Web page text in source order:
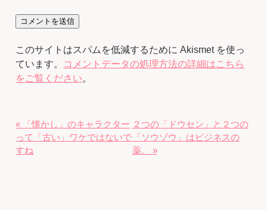
このサイトはスパムを低減するために Akismet を使っ
ています。
コメントデータの処理方法の詳細はこちら
をご覧ください。
« 「懐かし」のキャラクター
って「古い」ワケではないで
すね
２つの「ドウセン」と２つの
「ソウゾウ」はビジネスの
薬。 »